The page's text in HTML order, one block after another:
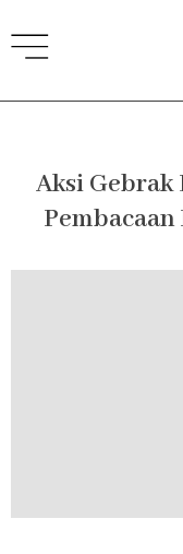
ke
konten
Aksi
Pembacaan